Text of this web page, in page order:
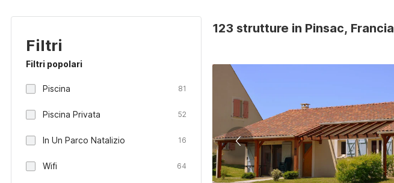
Filtri
Filtri popolari
Piscina 81
Piscina Privata 52
In Un Parco Natalizio 16
Wifi 64
123 strutture in Pinsac, Francia